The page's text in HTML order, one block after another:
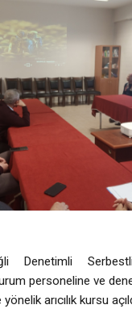
Denetimli
personeline ve
arıcılık kursu